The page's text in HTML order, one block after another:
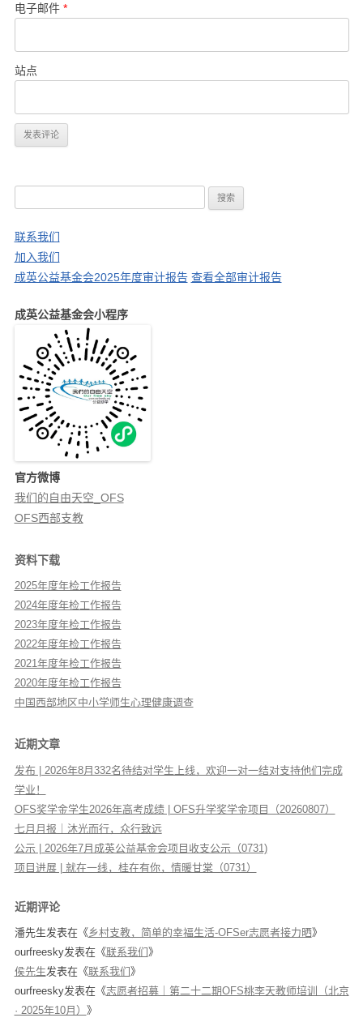
电子邮件 *
站点
：
联系我们
加入我们
成英公益基金会2025年度审计报告 查看全部审计报告
成英公益基金会小程序
官方微博
我们的自由天空_OFS
OFS西部支教
资料下载
2025年度年检工作报告
2024年度年检工作报告
2023年度年检工作报告
2022年度年检工作报告
2021年度年检工作报告
2020年度年检工作报告
中国西部地区中小学师生心理健康调查
近期文章
发布 | 2026年8月332名待结对学生上线，欢迎一对一结对支持他们完成
学业！
OFS奖学金学生2026年高考成绩 | OFS升学奖学金项目（20260807）
七月月报｜沐光而行，众行致远
公示 | 2026年7月成英公益基金会项目收支公示（0731)
项目进展 | 就在一线，桂在有你，情暖甘棠（0731）
近期评论
潘先生发表在《乡村支教，简单的幸福生活-OFSer志愿者接力晒》
ourfreesky发表在《联系我们 》
侯先生发表在《联系我们 》
ourfreesky发表在《志愿者招募｜第二十二期OFS桃李天教师培训（北京
· 2025年10月） 》